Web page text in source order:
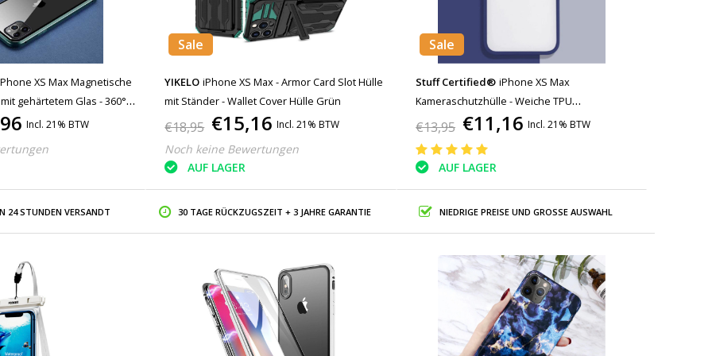
XS Max Magnetische
gehärtetem Glas - 360°
+ Displayschutzfolie
Incl. 21% BTW
Sale
YIKELO iPhone XS Max - Armor Card Slot Hülle
mit Ständer - Wallet Cover Hülle Grün
€18,95 €15,16 Incl. 21% BTW
Noch keine Bewertungen
AUF LAGER
Sale
Stuff Certified® iPhone XS Max
Kameraschutzhülle - Weiche TPU
Transparente Linsenhülle Dunkelblau
€13,95 €11,16 Incl. 21% BTW
AUF LAGER
24 STUNDEN VERSANDT 30 TAGE RÜCKZUGSZEIT + 3 JAHRE GARANTIE NIEDRIGE PREISE UND GROSSE AUSWAHL